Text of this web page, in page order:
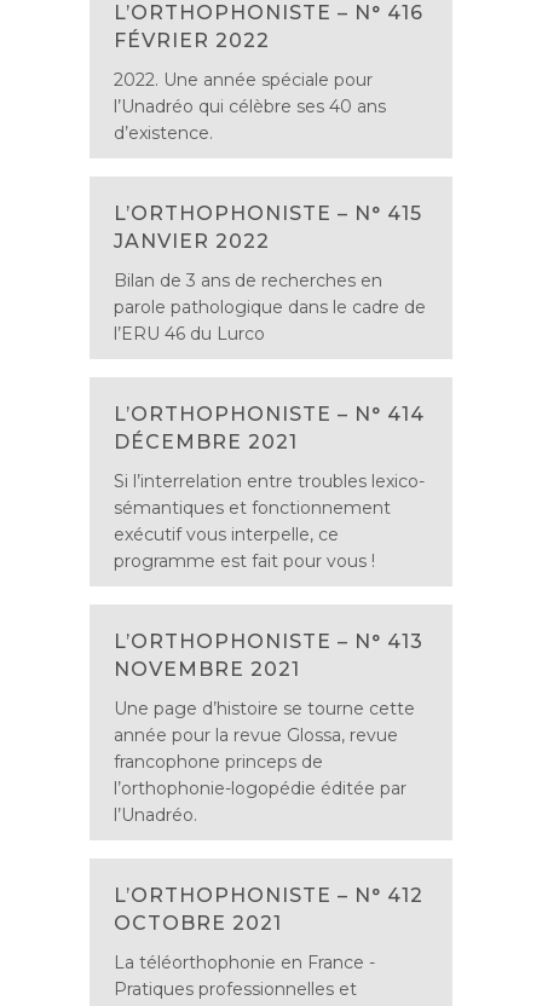
L’ORTHOPHONISTE – N° 416
FÉVRIER 2022
2022. Une année spéciale pour
l’Unadréo qui célèbre ses 40 ans
d’existence.
L’ORTHOPHONISTE – N° 415
JANVIER 2022
Bilan de 3 ans de recherches en
parole pathologique dans le cadre de
l’ERU 46 du Lurco
L’ORTHOPHONISTE – N° 414
DÉCEMBRE 2021
Si l’interrelation entre troubles lexico-
sémantiques et fonctionnement
exécutif vous interpelle, ce
programme est fait pour vous !
L’ORTHOPHONISTE – N° 413
NOVEMBRE 2021
Une page d’histoire se tourne cette
année pour la revue Glossa, revue
francophone princeps de
l’orthophonie-logopédie éditée par
l’Unadréo.
L’ORTHOPHONISTE – N° 412
OCTOBRE 2021
La téléorthophonie en France -
Pratiques professionnelles et